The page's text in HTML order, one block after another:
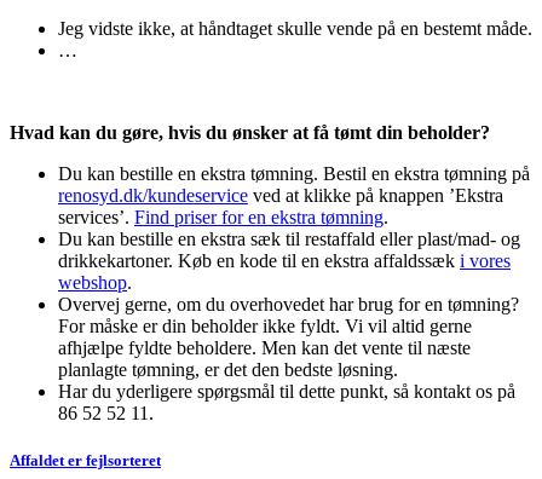
Jeg vidste ikke, at håndtaget skulle vende på en bestemt måde.
…
Hvad kan du gøre, hvis du ønsker at få tømt din beholder?
Du kan bestille en ekstra tømning. Bestil en ekstra tømning på
renosyd.dk/kundeservice ved at klikke på knappen ’Ekstra
services’. Find priser for en ekstra tømning.
Du kan bestille en ekstra sæk til restaffald eller plast/mad- og
drikkekartoner. Køb en kode til en ekstra affaldssæk i vores
webshop.
Overvej gerne, om du overhovedet har brug for en tømning?
For måske er din beholder ikke fyldt. Vi vil altid gerne
afhjælpe fyldte beholdere. Men kan det vente til næste
planlagte tømning, er det den bedste løsning.
Har du yderligere spørgsmål til dette punkt, så kontakt os på
86 52 52 11.
Affaldet er fejlsorteret